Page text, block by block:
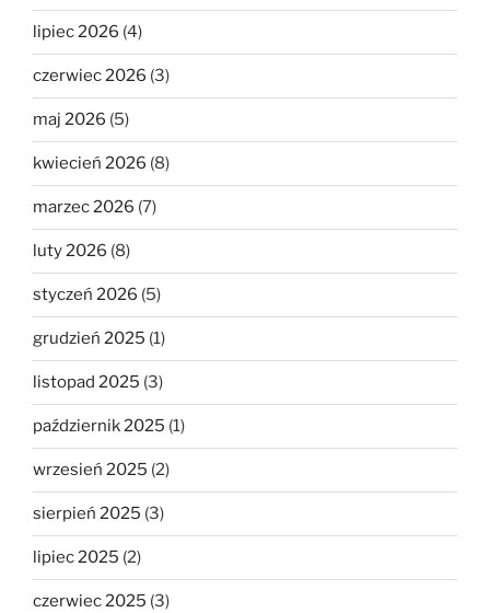
lipiec 2026 (4)
czerwiec 2026 (3)
maj 2026 (5)
kwiecień 2026 (8)
marzec 2026 (7)
luty 2026 (8)
styczeń 2026 (5)
grudzień 2025 (1)
listopad 2025 (3)
październik 2025 (1)
wrzesień 2025 (2)
sierpień 2025 (3)
lipiec 2025 (2)
czerwiec 2025 (3)